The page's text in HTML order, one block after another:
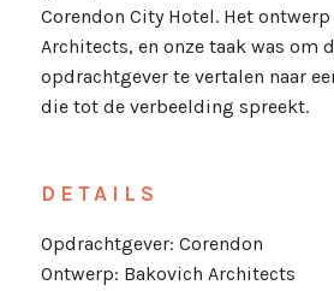
Corendon City Hotel. Het
Architects, en onze taak was om
opdrachtgever te vertalen naar
die tot de verbeelding spreekt.
DETAILS
Opdrachtgever: Corendon
Ontwerp: Bakovich Architects